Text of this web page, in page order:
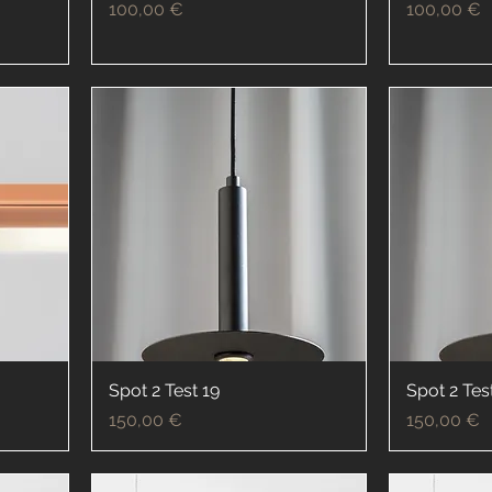
Prix
100,00 €
Prix
100,00 €
Spot 2 Test 19
Prix
150,00 €
Spot 2
Prix
150,00 €